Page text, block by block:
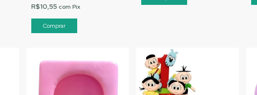
R$10,55 com Pix